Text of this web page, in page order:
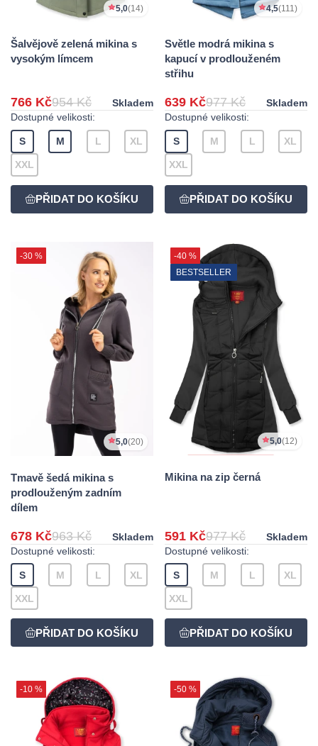
5,0(14)
Šalvějově zelená mikina s
vysokým límcem
766 Kč954 Kč
Skladem
Dostupné velikosti:
S M L XL
XXL
4,5(111)
Světle modrá mikina s
kapucí v prodlouženém
střihu
639 Kč977 Kč
Skladem
Dostupné velikosti:
S M L XL
XXL
-30 %
5,0(20)
Tmavě šedá mikina s
prodlouženým zadním
dílem
678 Kč963 Kč
Skladem
Dostupné velikosti:
S M L XL
XXL
-40 %
BESTSELLER
5,0(12)
Mikina na zip černá
591 Kč977 Kč
Skladem
Dostupné velikosti:
S M L XL
XXL
-10 % -50 %